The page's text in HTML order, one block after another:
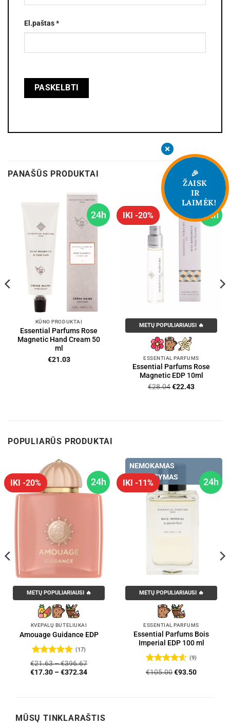
El.paštas*
PANAŠŪS PRODUKTAI
24h
KŪNO PRODUKTAI
Essential Parfums Rose
Magnetic Hand Cream 50
ml
€21.03
24h
IKI -20%
METŲ POPULIARIAUSI 🔥
ESSENTIAL PARFUMS
Essential Parfums Rose
Magnetic EDP 10ml
€28.04Original
€22.43Current
POPULIARŪS PRODUKTAI
24h
IKI -20%
METŲ POPULIARIAUSI 🔥
KVEPALŲ BUTELIUKAI
Amouage Guidance EDP
Įvertinimas:
4.76iš 5
(17)
€21.63–€396.67
€17.30 –€372.34
24h
IKI -11%
NEMOKAMAS
PRISTATYMAS
METŲ POPULIARIAUSI 🔥
ESSENTIAL PARFUMS
Essential Parfums Bois
Imperial EDP 100 ml
Įvertinimas:
(9)
€105.00Original
€93.50Current
MŪSŲ TINKLARAŠTIS
🎉
ŽAISK
IR
LAIMĖK!